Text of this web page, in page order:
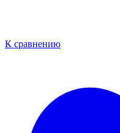
К сравнению